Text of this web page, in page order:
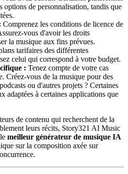
options de personnalisation, tandis que
Comprenez les conditions de licence de
vous d'avoir les droits
la musique aux fins prévues.
tarifaires des différentes
celui qui correspond à votre budget.
: Tenez compte de votre cas
Créez-vous de la musique pour des
ou d'autres projets ? Certaines
adaptées à certaines applications que
de contenu qui recherchent de la
leurs récits, Story321 AI Music
meilleur générateur de musique IA
sur la composition axée sur